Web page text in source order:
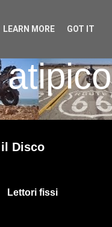
il Disco
Lettori fissi
LEARN MORE GOT IT